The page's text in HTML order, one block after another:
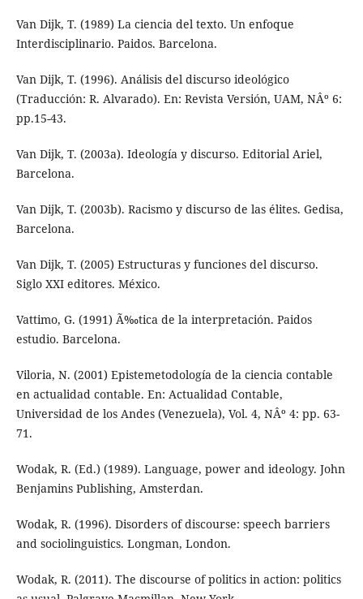
Van Dijk, T. (1989) La ciencia del texto. Un enfoque
Interdisciplinario. Paidos. Barcelona.
Van Dijk, T. (1996). Análisis del discurso ideológico
(Traducción: R. Alvarado). En: Revista Versión, UAM, NÂº 6:
pp.15-43.
Van Dijk, T. (2003a). Ideología y discurso. Editorial Ariel,
Barcelona.
Van Dijk, T. (2003b). Racismo y discurso de las élites. Gedisa,
Barcelona.
Van Dijk, T. (2005) Estructuras y funciones del discurso.
Siglo XXI editores. México.
Vattimo, G. (1991) Ã‰tica de la interpretación. Paidos
estudio. Barcelona.
Viloria, N. (2001) Epistemetodología de la ciencia contable
en actualidad contable. En: Actualidad Contable,
Universidad de los Andes (Venezuela), Vol. 4, NÂº 4: pp. 63-
71.
Wodak, R. (Ed.) (1989). Language, power and ideology. John
Benjamins Publishing, Amsterdan.
Wodak, R. (1996). Disorders of discourse: speech barriers
and sociolinguistics. Longman, London.
Wodak, R. (2011). The discourse of politics in action: politics